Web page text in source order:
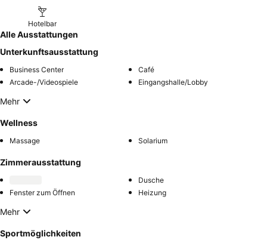
Hotelbar
Alle Ausstattungen
Unterkunftsausstattung
Business Center
Café
Arcade-/Videospiele
Eingangshalle/Lobby
Mehr
Wellness
Massage Solarium
Zimmerausstattung
Dusche
Fenster zum Öffnen
Heizung
Mehr
Sportmöglichkeiten